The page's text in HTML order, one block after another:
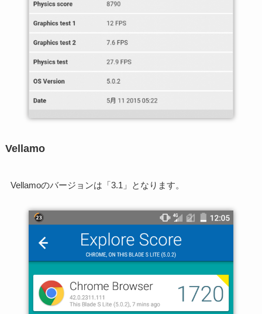
Vellamo
Vellamoのバージョンは「3.1」となります。